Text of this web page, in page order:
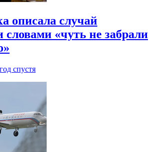
описала случай
«чуть не забрали
спустя